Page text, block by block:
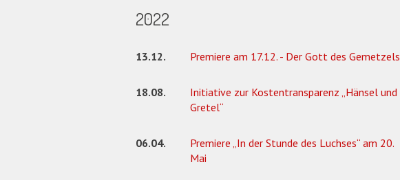
2022
13.12. Premiere am 17.12. - Der Gott des Gemetzels
18.08.
Initiative zur Kostentransparenz „Hänsel und
Gretel“
06.04.
Premiere „In der Stunde des Luchses“ am 20.
Mai